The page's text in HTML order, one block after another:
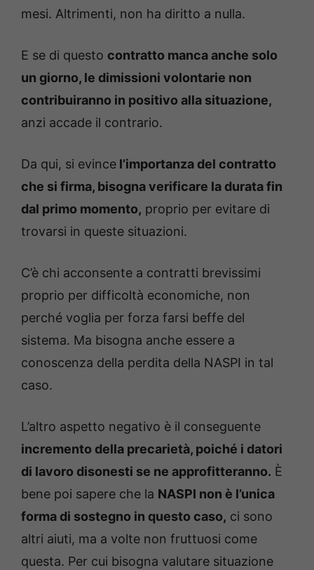
mesi. Altrimenti, non ha diritto a nulla.
E se di questo contratto manca anche solo
un giorno, le dimissioni volontarie non
contribuiranno in positivo alla situazione,
anzi accade il contrario.
Da qui, si evince l’importanza del contratto
che si firma, bisogna verificare la durata fin
dal primo momento, proprio per evitare di
trovarsi in queste situazioni.
C’è chi acconsente a contratti brevissimi
proprio per difficoltà economiche, non
perché voglia per forza farsi beffe del
sistema. Ma bisogna anche essere a
conoscenza della perdita della NASPI in tal
caso.
L’altro aspetto negativo è il conseguente
incremento della precarietà, poiché i datori
di lavoro disonesti se ne approfitteranno. È
bene poi sapere che la NASPI non è l’unica
forma di sostegno in questo caso, ci sono
altri aiuti, ma a volte non fruttuosi come
questa. Per cui bisogna valutare situazione